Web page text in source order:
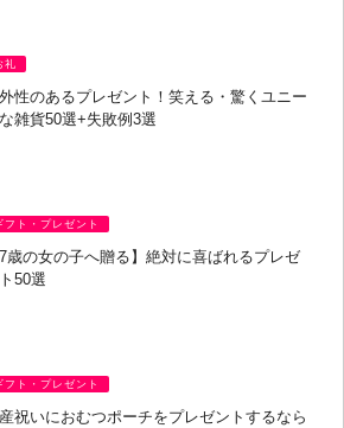
礼
性のあるプレゼント！笑える・驚くユニー
雑貨50選+失敗例3選
フト・プレゼント
7歳の女の子へ贈る】絶対に喜ばれるプレゼ
50選
フト・プレゼント
祝いにおむつポーチをプレゼントするなら